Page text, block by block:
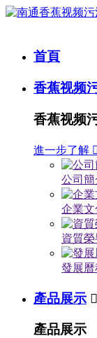
首頁
香蕉视频
香蕉视频
進一步了解 
公司簡
企業文
資質榮
發展曆
產品展示 
產品展示